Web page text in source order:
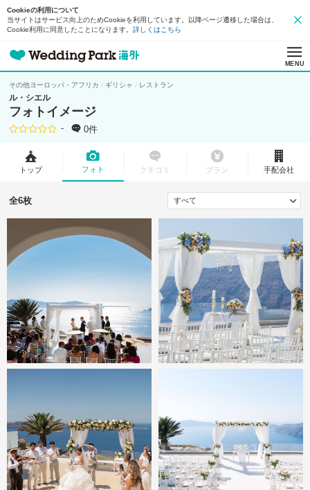
Cookieの利用について
当サイトはサービス向上のためCookieを利用しています。以降ページ遷移した場合は、
Cookie利用に同意したことになります。 詳しくはこちら
MENU
その他ヨーロッパ・アフリカ ギリシャ レストラン
ル・シエル
フォトイメージ
- 0件
トップ フォト クチコミ プラン 手配会社
全6枚